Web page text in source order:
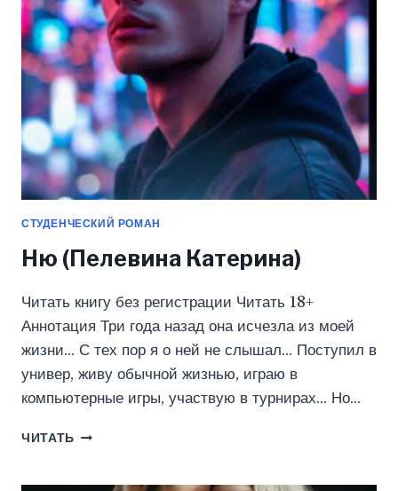
СТУДЕНЧЕСКИЙ РОМАН
Ню (Пелевина Катерина)
Читать книгу без регистрации Читать 18+
Аннотация Три года назад она исчезла из моей
жизни… С тех пор я о ней не слышал… Поступил в
универ, живу обычной жизнью, играю в
компьютерные игры, участвую в турнирах… Но…
ЧИТАТЬ НЮ